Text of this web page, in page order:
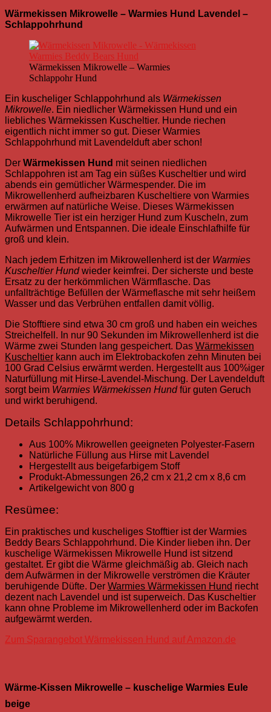
Wärmekissen Mikrowelle – Warmies Hund Lavendel –
Schlappohrhund
Wärmekissen Mikrowelle – Warmies
Schlappohr Hund
Ein kuscheliger Schlappohrhund als Wärmekissen
Mikrowelle. Ein niedlicher Wärmekissen Hund und ein
liebliches Wärmekissen Kuscheltier. Hunde riechen
eigentlich nicht immer so gut. Dieser Warmies
Schlappohrhund mit Lavendelduft aber schon!
Der Wärmekissen Hund mit seinen niedlichen
Schlappohren ist am Tag ein süßes Kuscheltier und wird
abends ein gemütlicher Wärmespender. Die im
Mikrowellenherd aufheizbaren Kuscheltiere von Warmies
erwärmen auf natürliche Weise. Dieses Wärmekissen
Mikrowelle Tier ist ein herziger Hund zum Kuscheln, zum
Aufwärmen und Entspannen. Die ideale Einschlafhilfe für
groß und klein.
Nach jedem Erhitzen im Mikrowellenherd ist der Warmies
Kuscheltier Hundwieder keimfrei. Der sicherste und beste
Ersatz zu der herkömmlichen Wärmflasche. Das
unfallträchtige Befüllen der Wärmeflasche mit sehr heißem
Wasser und das Verbrühen entfallen damit völlig.
Die Stofftiere sind etwa 30 cm groß und haben ein weiches
Streichelfell. In nur 90 Sekunden im Mikrowellenherd ist die
Wärme zwei Stunden lang gespeichert. Das Wärmekissen
Kuscheltier kann auch im Elektrobackofen zehn Minuten bei
100 Grad Celsius erwärmt werden. Hergestellt aus 100%iger
Naturfüllung mit Hirse-Lavendel-Mischung. Der Lavendelduft
sorgt beim Warmies Wärmekissen Hundfür guten Geruch
und wirkt beruhigend.
Details Schlappohrhund:
Aus 100% Mikrowellen geeigneten Polyester-Fasern
Natürliche Füllung aus Hirse mit Lavendel
Hergestellt aus beigefarbigem Stoff
Produkt-Abmessungen 26,2 cm x 21,2 cm x 8,6 cm
Artikelgewicht von 800 g
Resümee:
Ein praktisches und kuscheliges Stofftier ist der Warmies
Beddy Bears Schlappohrhund. Die Kinder lieben ihn. Der
kuschelige Wärmekissen Mikrowelle Hund ist sitzend
gestaltet. Er gibt die Wärme gleichmäßig ab. Gleich nach
dem Aufwärmen in der Mikrowelle verströmen die Kräuter
beruhigende Düfte. Der Warmies Wärmekissen Hund riecht
dezent nach Lavendel und ist superweich. Das Kuscheltier
kann ohne Probleme im Mikrowellenherd oder im Backofen
aufgewärmt werden.
Zum Sparangebot Wärmekissen Hund auf Amazon.de
Wärme-Kissen Mikrowelle – kuschelige Warmies Eule
beige